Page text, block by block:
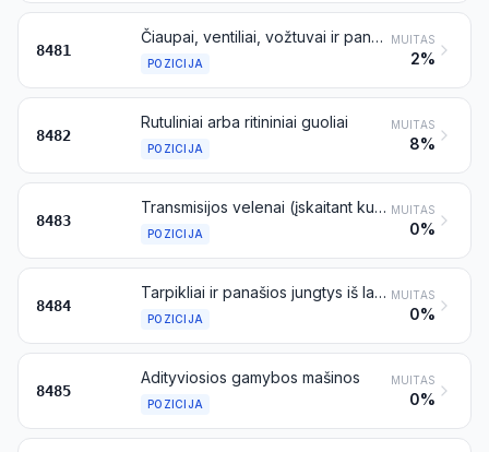
8481
Čiaupai, ventiliai, vožtuvai ir panašūs vamzdynų, kaitrovamzdžių, katilų, rezervuarų, cisternų, bakų ir panašių dirbinių įtaisai, įskaitant slėgio mažinamuosius (redukcinius) ir termostatinius reguliuojamuosius vožtuvus
POZICIJA
MUITAS
2%
8482
Rutuliniai arba ritininiai guoliai
POZICIJA
MUITAS
8%
8483
Transmisijos velenai (įskaitant kumštelinius velenus ir alkūninius velenus) ir skriejiko velenai; guolių korpusai ir slydimo guoliai; krumpliniai mechanizmai ir krumplinės pavaros; rutuliniai arba ritininiai pavarų sraigtai; pavarų dėžės ir kiti greičio keitikliai (reduktoriai), įskaitant hidrotransformatorius; smagračiai ir skriemuliai, įskaitant skrysčius; sankabos ir sankabos velenų movos (įskaitant universalius šarnyrus)
POZICIJA
MUITAS
0%
8484
Tarpikliai ir panašios jungtys iš lakštinio metalo, kombinuoto su kitomis medžiagomis, arba iš dviejų ar daugiau metalo sluoksnių; tarpiklių ir panašių jungčių, kurių sandara skirtinga, rinkiniai arba komplektai, supakuoti į maišelius, vokus arba panašias pakuotes; mechaniniai sandarikliai
POZICIJA
MUITAS
0%
8485
Adityviosios gamybos mašinos
POZICIJA
MUITAS
0%